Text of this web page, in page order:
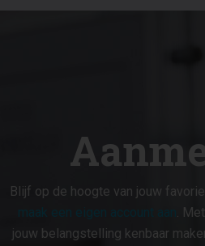
Blijf op de hoogte van jouw
.
jouw belangstelling kenbaar